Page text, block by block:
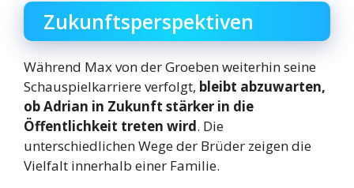
Zukunftsperspektiven
Während Max von der Groeben weiterhin seine
Schauspielkarriere verfolgt, bleibt abzuwarten,
ob Adrian in Zukunft stärker in die
Öffentlichkeit treten wird. Die
unterschiedlichen Wege der Brüder zeigen die
Vielfalt innerhalb einer Familie.